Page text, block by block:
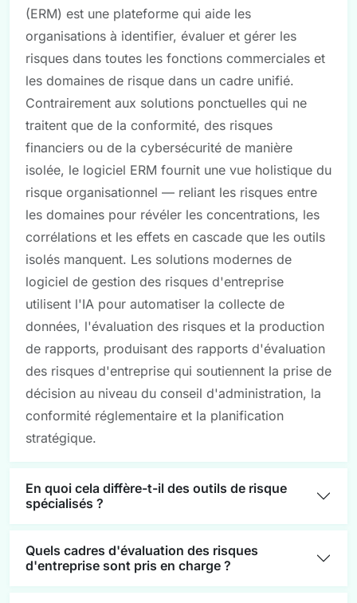
(ERM) est une plateforme qui aide les
organisations à identifier, évaluer et gérer les
risques dans toutes les fonctions commerciales et
les domaines de risque dans un cadre unifié.
Contrairement aux solutions ponctuelles qui ne
traitent que de la conformité, des risques
financiers ou de la cybersécurité de manière
isolée, le logiciel ERM fournit une vue holistique du
risque organisationnel — reliant les risques entre
les domaines pour révéler les concentrations, les
corrélations et les effets en cascade que les outils
isolés manquent. Les solutions modernes de
logiciel de gestion des risques d'entreprise
utilisent l'IA pour automatiser la collecte de
données, l'évaluation des risques et la production
de rapports, produisant des rapports d'évaluation
des risques d'entreprise qui soutiennent la prise de
décision au niveau du conseil d'administration, la
conformité réglementaire et la planification
stratégique.
En quoi cela diffère-t-il des outils de risque
spécialisés ?
Quels cadres d'évaluation des risques
d'entreprise sont pris en charge ?